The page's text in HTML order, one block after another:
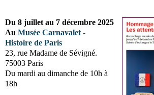
Du 8 juillet au 7 décembre 2025
Au Musée Carnavalet -
Histoire de Paris
23, rue Madame de Sévigné.
75003 Paris
Du mardi au dimanche de 10h à
18h